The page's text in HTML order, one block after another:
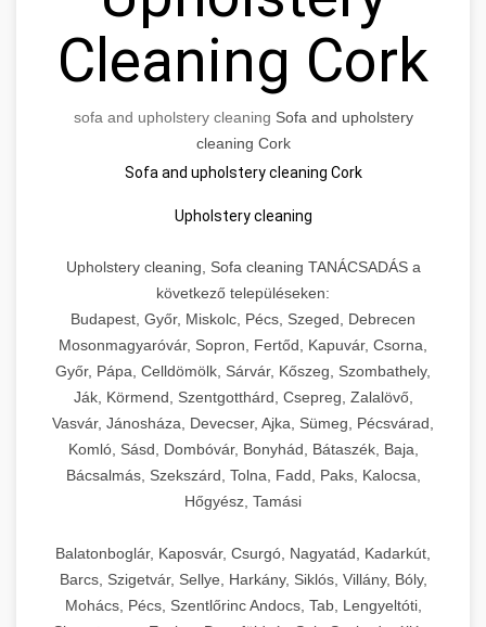
Cleaning Cork
sofa and upholstery cleaning Sofa and upholstery
cleaning Cork
Sofa and upholstery cleaning Cork
Upholstery cleaning
Upholstery cleaning, Sofa cleaning TANÁCSADÁS a
következő településeken:
Budapest, Győr, Miskolc, Pécs, Szeged, Debrecen
Mosonmagyaróvár, Sopron, Fertőd, Kapuvár, Csorna,
Győr, Pápa, Celldömölk, Sárvár, Kőszeg, Szombathely,
Ják, Körmend, Szentgotthárd, Csepreg, Zalalövő,
Vasvár, Jánosháza, Devecser, Ajka, Sümeg, Pécsvárad,
Komló, Sásd, Dombóvár, Bonyhád, Bátaszék, Baja,
Bácsalmás, Szekszárd, Tolna, Fadd, Paks, Kalocsa,
Hőgyész, Tamási
Balatonboglár, Kaposvár, Csurgó, Nagyatád, Kadarkút,
Barcs, Szigetvár, Sellye, Harkány, Siklós, Villány, Bóly,
Mohács, Pécs, Szentlőrinc Andocs, Tab, Lengyeltóti,